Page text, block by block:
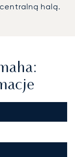
centralną halą.